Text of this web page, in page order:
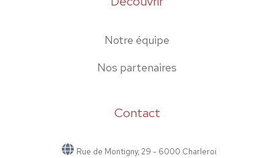
Notre équipe
Nos partenaires
Contact
Rue de Montigny, 29 - 6000 Charleroi